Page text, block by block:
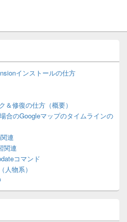
インストールの仕方
＆修復の仕方（概要）
合のGoogleマップのタイムラインの
連
関連
コマンド
物系）